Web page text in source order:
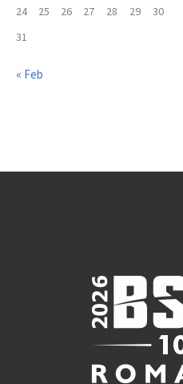
24
25 26 27 28 29
30
31
« Feb